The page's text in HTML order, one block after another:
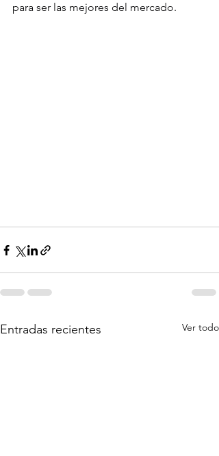
para ser las mejores del mercado.
Entradas recientes Ver todo